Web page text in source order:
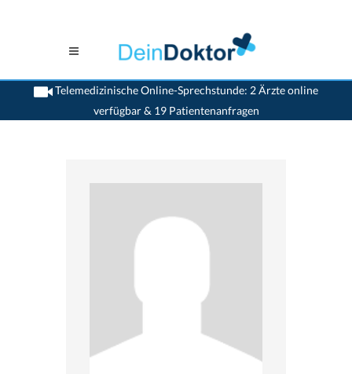
Telemedizinische Online-Sprechstunde: 2 Ärzte online
verfügbar & 19 Patientenanfragen
>Hals Nasen Ohren Aerzte (HNO)>Fribourg>Dr. Marc Blanchard>Termin mit